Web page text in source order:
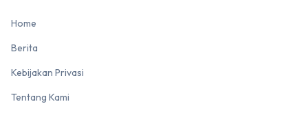
Home
Berita
Kebijakan Privasi
Tentang Kami